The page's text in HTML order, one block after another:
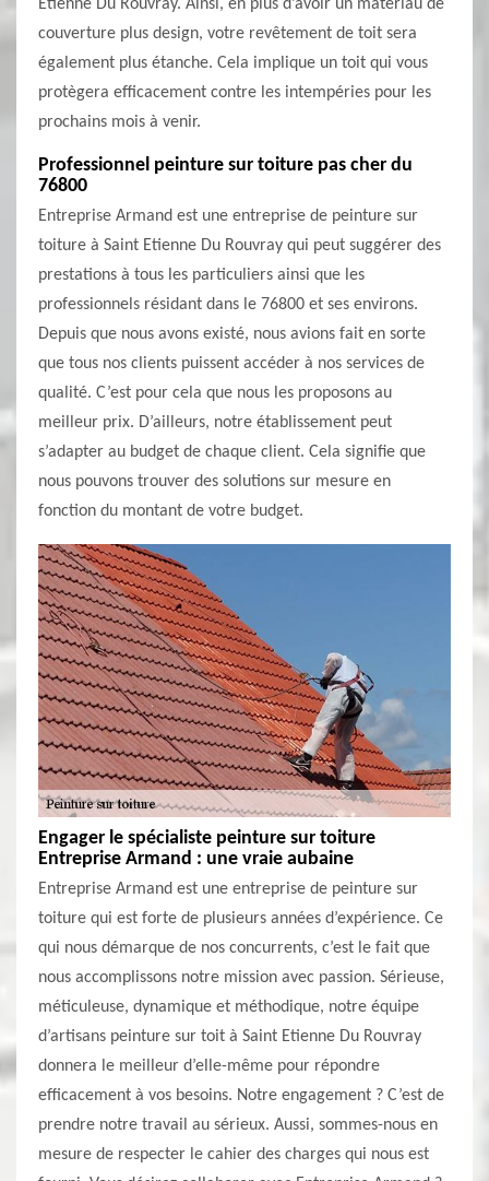
Etienne Du Rouvray. Ainsi, en plus d’avoir un matériau de
couverture plus design, votre revêtement de toit sera
également plus étanche. Cela implique un toit qui vous
protègera efficacement contre les intempéries pour les
prochains mois à venir.
Professionnel peinture sur toiture pas cher du
76800
Entreprise Armand est une entreprise de peinture sur
toiture à Saint Etienne Du Rouvray qui peut suggérer des
prestations à tous les particuliers ainsi que les
professionnels résidant dans le 76800 et ses environs.
Depuis que nous avons existé, nous avions fait en sorte
que tous nos clients puissent accéder à nos services de
qualité. C’est pour cela que nous les proposons au
meilleur prix. D’ailleurs, notre établissement peut
s’adapter au budget de chaque client. Cela signifie que
nous pouvons trouver des solutions sur mesure en
fonction du montant de votre budget.
Engager le spécialiste peinture sur toiture
Entreprise Armand : une vraie aubaine
Entreprise Armand est une entreprise de peinture sur
toiture qui est forte de plusieurs années d’expérience. Ce
qui nous démarque de nos concurrents, c’est le fait que
nous accomplissons notre mission avec passion. Sérieuse,
méticuleuse, dynamique et méthodique, notre équipe
d’artisans peinture sur toit à Saint Etienne Du Rouvray
donnera le meilleur d’elle-même pour répondre
efficacement à vos besoins. Notre engagement ? C’est de
prendre notre travail au sérieux. Aussi, sommes-nous en
mesure de respecter le cahier des charges qui nous est